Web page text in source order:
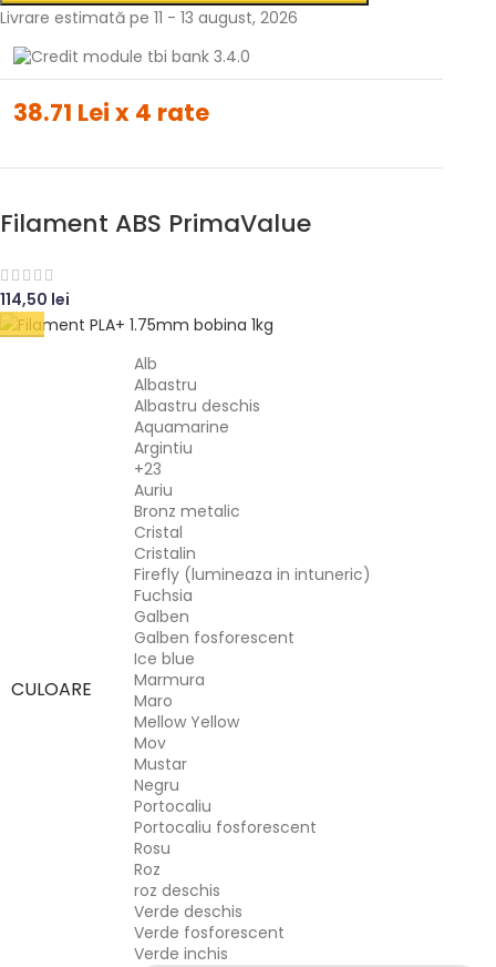
Livrare estimată pe 11 - 13 august, 2026
38.71 Lei x 4 rate
Filament ABS PrimaValue
114,50 lei
CULOARE
Alb
Albastru
Albastru deschis
Aquamarine
Argintiu
+23
Auriu
Bronz metalic
Cristal
Cristalin
Firefly (lumineaza in intuneric)
Fuchsia
Galben
Galben fosforescent
Ice blue
Marmura
Maro
Mellow Yellow
Mov
Mustar
Negru
Portocaliu
Portocaliu fosforescent
Rosu
Roz
roz deschis
Verde deschis
Verde fosforescent
Verde inchis